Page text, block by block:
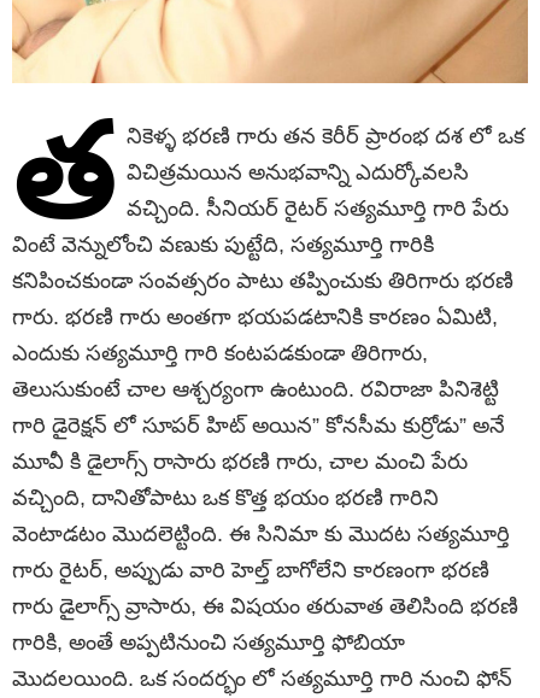
త నికెళ్ళ భరణి గారు తన కెరీర్ ప్రారంభ దశ లో ఒక
విచిత్రమయిన అనుభవాన్ని ఎదుర్కోవలసి
వచ్చింది. సీనియర్ రైటర్ సత్యమూర్తి గారి పేరు
వింటే వెన్నులోంచి వణుకు పుట్టేది, సత్యమూర్తి గారికి
కనిపించకుండా సంవత్సరం పాటు తప్పించుకు తిరిగారు భరణి
గారు. భరణి గారు అంతగా భయపడటానికి కారణం ఏమిటి,
ఎందుకు సత్యమూర్తి గారి కంటపడకుండా తిరిగారు,
తెలుసుకుంటే చాల ఆశ్చర్యంగా ఉంటుంది. రవిరాజా పినిశెట్టి
గారి డైరెక్షన్ లో సూపర్ హిట్ అయిన” కోనసీమ కుర్రోడు” అనే
మూవీ కి డైలాగ్స్ రాసారు భరణి గారు, చాల మంచి పేరు
వచ్చింది, దానితోపాటు ఒక కొత్త భయం భరణి గారిని
వెంటాడటం మొదలెట్టింది. ఈ సినిమా కు మొదట సత్యమూర్తి
గారు రైటర్, అప్పుడు వారి హెల్త్ బాగోలేని కారణంగా భరణి
గారు డైలాగ్స్ వ్రాసారు, ఈ విషయం తరువాత తెలిసింది భరణి
గారికి, అంతే అప్పటినుంచి సత్యమూర్తి ఫోబియా
మొదలయింది. ఒక సందర్భం లో సత్యమూర్తి గారి నుంచి ఫోన్